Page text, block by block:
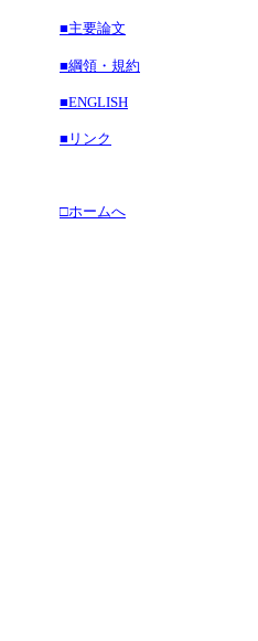
■主要論文
■綱領・規約
■ENGLISH
■リンク
□ホームへ